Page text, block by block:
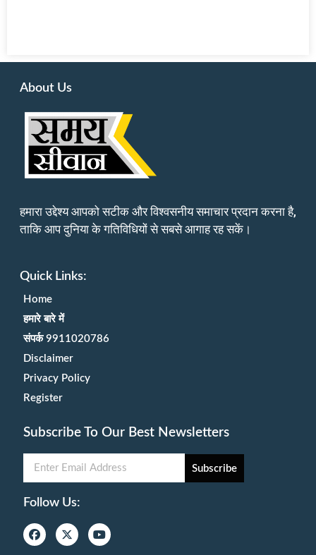
About Us
हमारा उद्देश्य आपको सटीक और विश्वसनीय समाचार प्रदान करना है,
ताकि आप दुनिया के गतिविधियों से सबसे आगाह रह सकें।
Quick Links:
Home
हमारे बारे में
संपर्क 9911020786
Disclaimer
Privacy Policy
Register
Subscribe To Our Best Newsletters
Subscribe
Follow Us: